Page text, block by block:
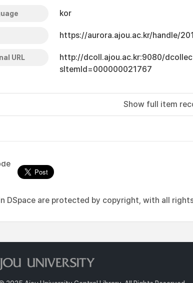
kor
https://aurora.ajou.ac.kr/handle/
URL
http://dcoll.ajou.ac.kr:9080/
sItemId=000000021767
Show full item
DSpace are protected by copyright, with all